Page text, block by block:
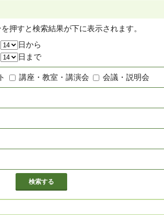
押すと検索結果が下に表示されます。
日から
日まで
講座・教室・講演会 会議・説明会